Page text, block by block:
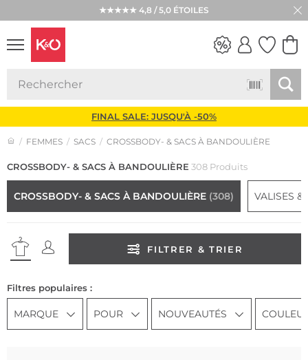
★★★★★ 4,8 / 5,0 ÉTOILES
FINAL SALE: JUSQU'À -50%
FEMMES SACS CROSSBODY- & SACS À BANDOULIÈRE
CROSSBODY- & SACS À BANDOULIÈRE 308 Produits
CROSSBODY- & SACS À BANDOULIÈRE (308) VALISES
FILTRER & TRIER
Filtres populaires :
MARQUE POUR NOUVEAUTÉS